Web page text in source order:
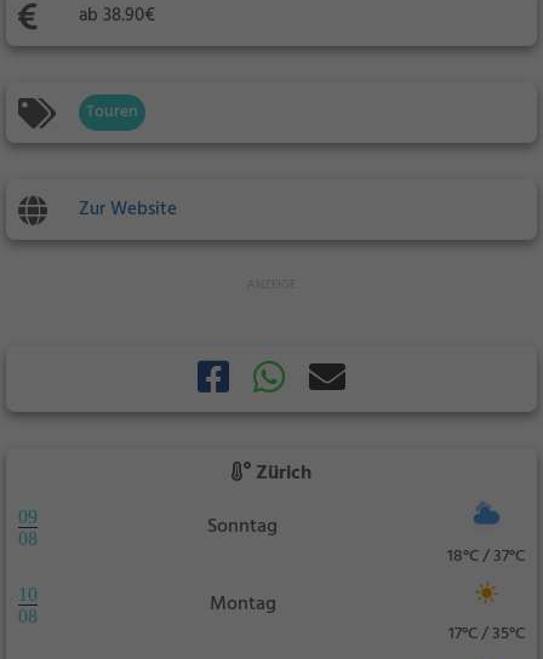
ab 38.90€
Touren
Zur Website
Zürich
09
08
Sonntag
18°C / 37°C
10
08
Montag
17°C / 35°C